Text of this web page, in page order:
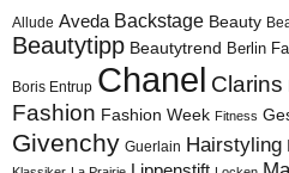
Allude Aveda Backstage Beauty
Beautytipp Beautytrend Berlin
Boris Entrup Chanel Clarins
Fashion Fashion Week Fitness
Givenchy Guerlain Hairstyling